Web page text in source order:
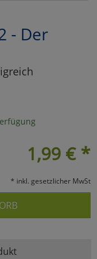
- Der
1,99 € *
* inkl. gesetzlicher MwSt